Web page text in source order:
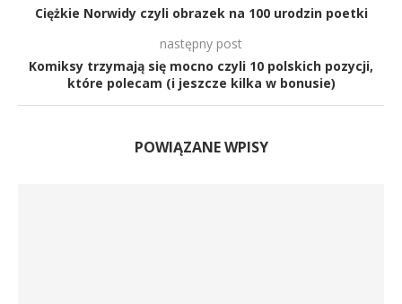
Ciężkie Norwidy czyli obrazek na 100 urodzin poetki
następny post
Komiksy trzymają się mocno czyli 10 polskich pozycji,
które polecam (i jeszcze kilka w bonusie)
POWIĄZANE WPISY